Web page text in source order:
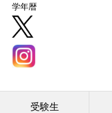
学年暦
受験生